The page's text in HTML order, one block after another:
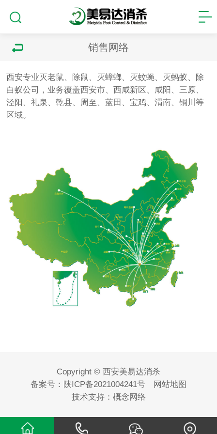
销售网络
西安专业灭老鼠、除鼠、灭蟑螂、灭蚊蝇、灭蚂蚁、除
白蚁公司，业务覆盖西安市、西咸新区、咸阳、三原、
泾阳、礼泉、乾县、周至、蓝田、宝鸡、渭南、铜川等
区域。
Copyright © 西安美易达消杀
备案号： 陕ICP备2021004241号
网站地图
技术支持： 概念网络